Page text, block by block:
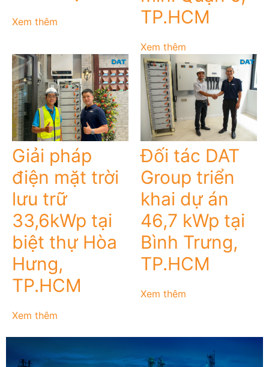
Xem thêm
TP.HCM
Xem thêm
Giải pháp
điện mặt trời
lưu trữ
33,6kWp tại
biệt thự Hòa
Hưng,
TP.HCM
Xem thêm
Đối tác DAT
Group triển
khai dự án
46,7 kWp tại
Bình Trưng,
TP.HCM
Xem thêm